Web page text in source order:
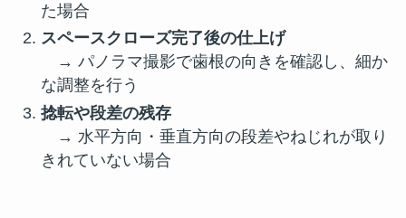
た場合
スペースクローズ完了後の仕上げ
→ パノラマ撮影で歯根の向きを確認し、細か
な調整を行う
捻転や段差の残存
→ 水平方向・垂直方向の段差やねじれが取り
きれていない場合